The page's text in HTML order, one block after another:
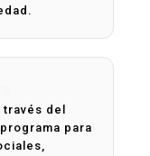
del
para